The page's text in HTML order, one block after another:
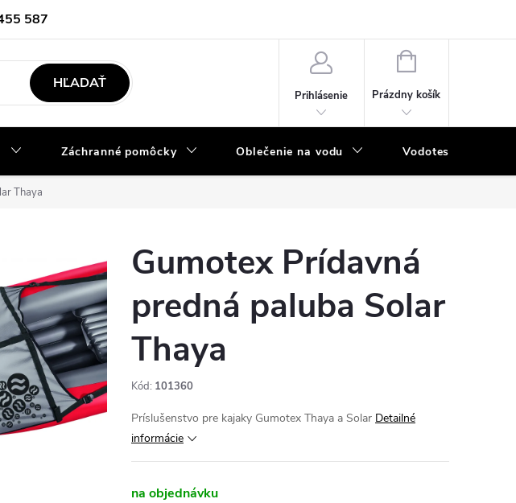
587
obchod.sk
HĽADAŤ
Prihlásenie
NÁKUPNÝ
Prázdny košík
Záchranné pomôcky Oblečenie na vodu Vodotesný program
Thaya
Gumotex Prídavná
predná paluba Solar
Thaya
Kód: 101360
Príslušenstvo pre kajaky Gumotex Thaya a Solar Detailné
informácie
na objednávku